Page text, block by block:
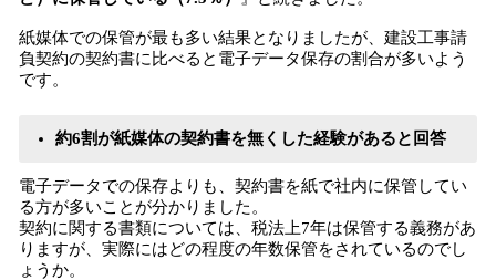
紙媒体での保管が最も多い結果となりましたが、建設工事請
負契約の契約書に比べると電子データ保存の割合が多いよう
です。
約6割が紙媒体の契約書を無くした経験があると回答
電子データでの保存よりも、契約書を紙で社内に保管してい
る方が多いことが分かりました。
契約に関する書類については、税法上7年は保管する義務があ
りますが、実際にはどの程度の年数保管をされているのでし
ょうか。